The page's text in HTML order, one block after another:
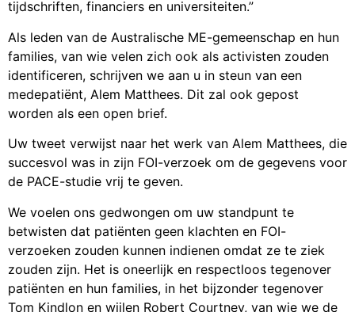
tijdschriften, financiers en universiteiten.”
Als leden van de Australische ME-gemeenschap en hun
families, van wie velen zich ook als activisten zouden
identificeren, schrijven we aan u in steun van een
medepatiënt, Alem Matthees. Dit zal ook gepost
worden als een open brief.
Uw tweet verwijst naar het werk van Alem Matthees, die
succesvol was in zijn FOI-verzoek om de gegevens voor
de PACE-studie vrij te geven.
We voelen ons gedwongen om uw standpunt te
betwisten dat patiënten geen klachten en FOI-
verzoeken zouden kunnen indienen omdat ze te ziek
zouden zijn. Het is oneerlijk en respectloos tegenover
patiënten en hun families, in het bijzonder tegenover
Tom Kindlon en wijlen Robert Courtney, van wie we de